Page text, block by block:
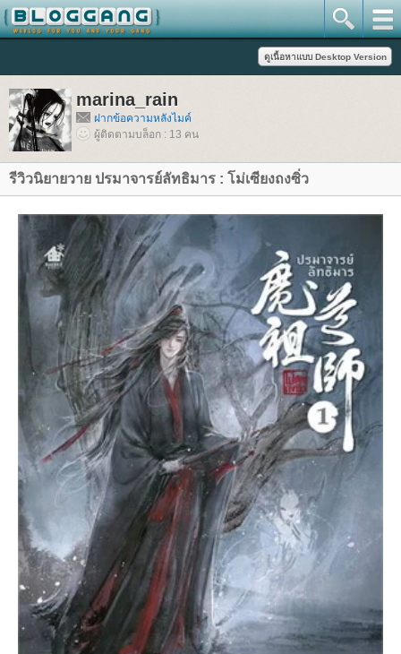
marina_rain
ฝากข้อความหลังไมค์
ผู้ติดตามบล็อก : 13 คน
รีวิวนิยายวาย ปรมาจารย์ลัทธิมาร : โม่เซียงถงซิ่ว